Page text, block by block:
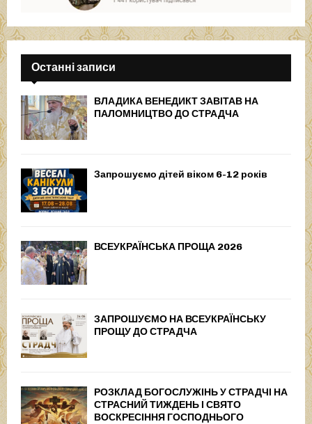
Останні записи
ВЛАДИКА ВЕНЕДИКТ ЗАВІТАВ НА
ПАЛОМНИЦТВО ДО СТРАДЧА
Запрошуємо дітей віком 6-12 років
ВСЕУКРАЇНСЬКА ПРОЩА 2026
ЗАПРОШУЄМО НА ВСЕУКРАЇНСЬКУ
ПРОЩУ ДО СТРАДЧА
РОЗКЛАД БОГОСЛУЖІНЬ У СТРАДЧІ НА
СТРАСНИЙ ТИЖДЕНЬ І СВЯТО
ВОСКРЕСІННЯ ГОСПОДНЬОГО